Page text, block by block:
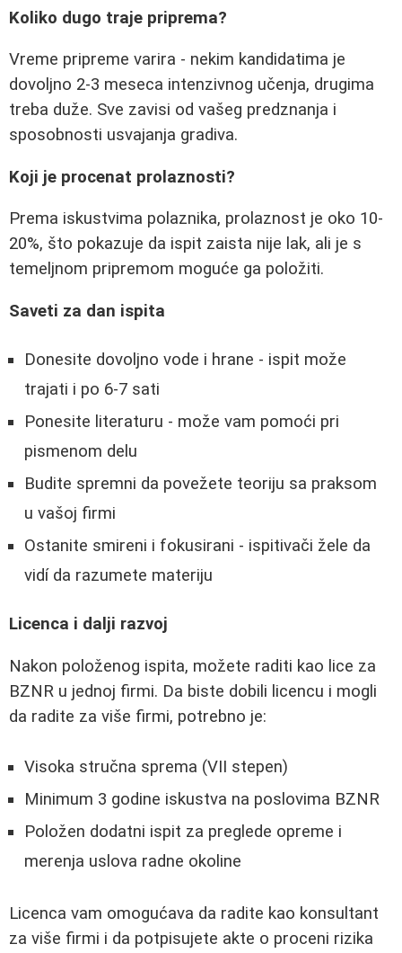
Koliko dugo traje priprema?
Vreme pripreme varira - nekim kandidatima je
dovoljno 2-3 meseca intenzivnog učenja, drugima
treba duže. Sve zavisi od vašeg predznanja i
sposobnosti usvajanja gradiva.
Koji je procenat prolaznosti?
Prema iskustvima polaznika, prolaznost je oko 10-
20%, što pokazuje da ispit zaista nije lak, ali je s
temeljnom pripremom moguće ga položiti.
Saveti za dan ispita
Donesite dovoljno vode i hrane - ispit može
trajati i po 6-7 sati
Ponesite literaturu - može vam pomoći pri
pismenom delu
Budite spremni da povežete teoriju sa praksom
u vašoj firmi
Ostanite smireni i fokusirani - ispitivači žele da
vidí da razumete materiju
Licenca i dalji razvoj
Nakon položenog ispita, možete raditi kao lice za
BZNR u jednoj firmi. Da biste dobili licencu i mogli
da radite za više firmi, potrebno je:
Visoka stručna sprema (VII stepen)
Minimum 3 godine iskustva na poslovima BZNR
Položen dodatni ispit za preglede opreme i
merenja uslova radne okoline
Licenca vam omogućava da radite kao konsultant
za više firmi i da potpisujete akte o proceni rizika